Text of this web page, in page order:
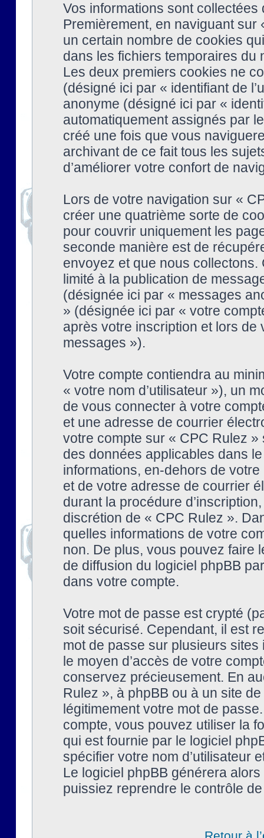
Vos informations sont
Premièrement, en naviguant
un certain nombre de cookies
dans les fichiers temporaires du
Les deux premiers cookies ne
(désigné ici par « identifiant de
anonyme (désigné ici par «
automatiquement assignés par
créé une fois que vous
archivant de ce fait tous les
d’améliorer votre confort de
Lors de votre navigation sur «
créer une quatrième sorte de
pour couvrir uniquement les
seconde manière est de
envoyez et que nous collectons.
limité à la publication de
(désignée ici par « messages
» (désignée ici par « votre
après votre inscription et lors
messages »).
Votre compte contiendra au
« votre nom d’utilisateur »), un
de vous connecter à votre
et une adresse de courrier
votre compte sur « CPC Rulez
des données applicables dans
informations, en-dehors de
et de votre adresse de courrier
durant la procédure
discrétion de « CPC Rulez ».
quelles informations de votre
non. De plus, vous pouvez faire
de diffusion du logiciel phpBB
dans votre compte.
Votre mot de passe est crypté
soit sécurisé. Cependant, il est
mot de passe sur plusieurs
le moyen d’accès de votre
conservez précieusement. En
Rulez », à phpBB ou à un site
légitimement votre mot de
compte, vous pouvez utiliser la
qui est fournie par le logiciel
spécifier votre nom d’utilisateur
Le logiciel phpBB générera
puissiez reprendre le contrôle